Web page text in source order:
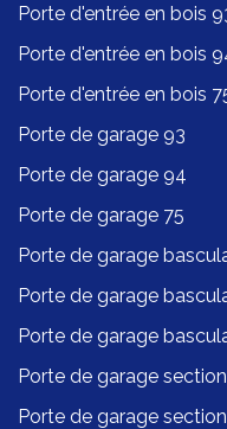
Porte d'entrée en bois
Porte d'entrée en bois
Porte d'entrée en bois
Porte de garage 93
Porte de garage 94
Porte de garage 75
Porte de garage
Porte de garage
Porte de garage
Porte de garage
Porte de garage